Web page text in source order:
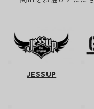
JESSUP